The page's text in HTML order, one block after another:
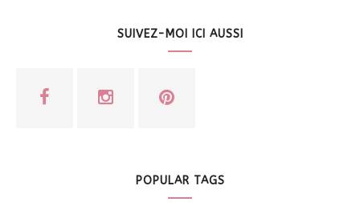
SUIVEZ-MOI ICI AUSSI
POPULAR TAGS